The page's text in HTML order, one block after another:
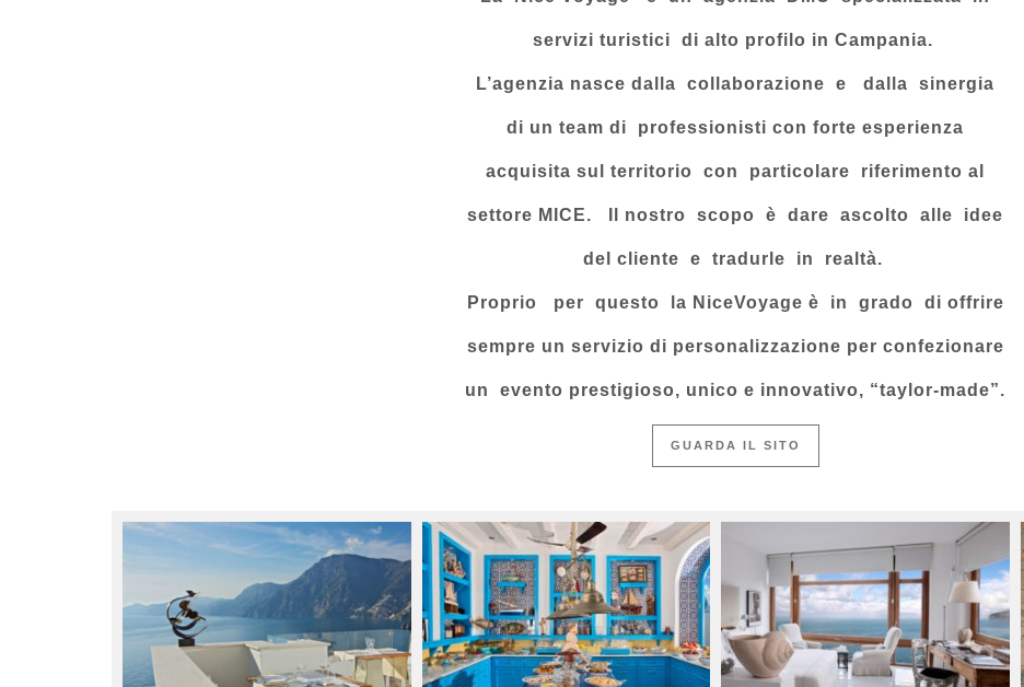
servizi turistici di alto profilo in Campania.
L’agenzia nasce dalla collaborazione e dalla sinergia
di un team di professionisti con forte esperienza
acquisita sul territorio con particolare riferimento al
settore MICE. Il nostro scopo è dare ascolto alle idee
del cliente e tradurle in realtà.
Proprio per questo la NiceVoyage è in grado di offrire
sempre un servizio di personalizzazione per confezionare
un evento prestigioso, unico e innovativo, “taylor-made”.
GUARDA IL SITO